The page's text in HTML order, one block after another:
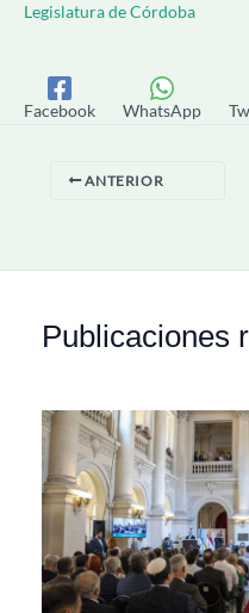
Legislatura de Córdoba
Facebook WhatsApp
ANTERIOR
Publicaciones